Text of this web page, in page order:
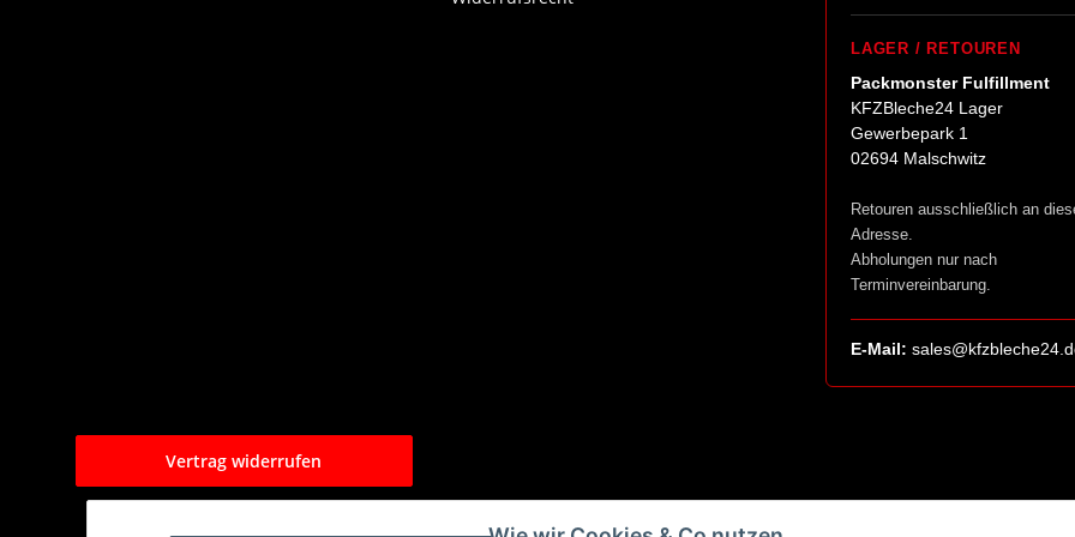
LAGER / RETOUREN
Packmonster Fulfillment
KFZBleche24 Lager
Gewerbepark 1
02694 Malschwitz
Retouren ausschließlich an
Adresse.
Abholungen nur nach
Terminvereinbarung.
E-Mail:
Vertrag widerrufen